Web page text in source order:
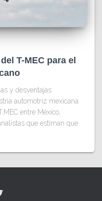
T-MEC para el
y desventajas
automotriz mexicana
entre México,
que estiman que